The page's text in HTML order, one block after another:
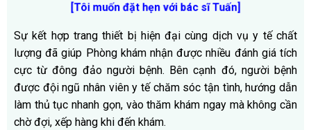
[Tôi muốn đặt hẹn với bác sĩ Tuấn]
Sự kết hợp trang thiết bị hiện đại cùng dịch vụ y tế chất
lượng đã giúp Phòng khám nhận được nhiều đánh giá tích
cực từ đông đảo người bệnh. Bên cạnh đó, người bệnh
được đội ngũ nhân viên y tế chăm sóc tận tình, hướng dẫn
làm thủ tục nhanh gọn, vào thăm khám ngay mà không cần
chờ đợi, xếp hàng khi đến khám.